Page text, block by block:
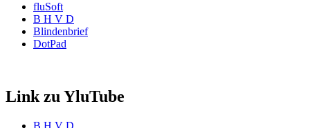
fluSoft
B H V D
Blindenbrief
DotPad
Link zu YluTube
B H V D